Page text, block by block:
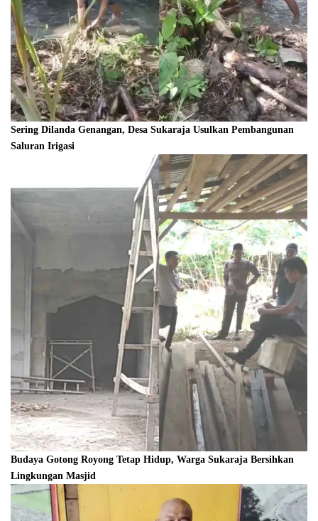
Sering Dilanda Genangan, Desa Sukaraja Usulkan Pembangunan
Saluran Irigasi
Budaya Gotong Royong Tetap Hidup, Warga Sukaraja Bersihkan
Lingkungan Masjid